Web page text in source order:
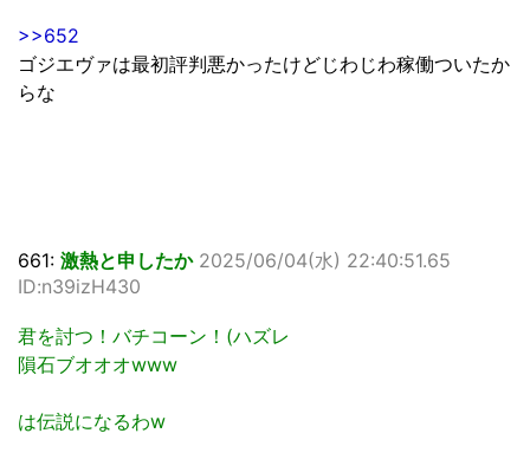
>>652
ゴジエヴァは最初評判悪かったけどじわじわ稼働ついたか
らな
661: 激熱と申したか 2025/06/04(水) 22:40:51.65
ID:n39izH430
君を討つ！バチコーン！(ハズレ
隕石ブオオオwww
は伝説になるわw